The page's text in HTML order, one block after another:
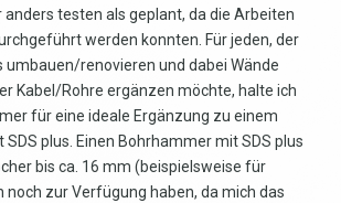
anders testen als geplant, da die Arbeiten
werden konnten. Für jeden, der
umbauen/renovieren und dabei Wände
Kabel/Rohre ergänzen möchte, halte ich
für eine ideale Ergänzung zu einem
plus. Einen Bohrhammer mit SDS plus
bis ca. 16 mm (beispielsweise für
noch zur Verfügung haben, da mich das